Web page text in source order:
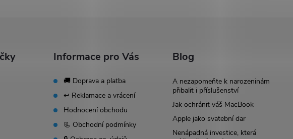
Informace pro Vás
🚚 Doprava a platba
↩️ Reklamace a vrácení
Hodnocení obchodu
📃 Obchodní podmínky
Blog
A nezapomeňte k narozeninám
přibalit i příslušenství
Jak ochránit váš MacBook
Apple jako svatební dar
Nenápadná investice, která